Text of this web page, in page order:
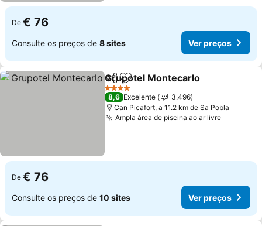
De € 76
Consulte os preços de 8 sites Ver preços
PartilharAdicionar aos favoritos
Grupotel Montecarlo
4 Estrelas
8,6 Excelente
3.496
Can Picafort, a 11.2 km de Sa Pobla
Ampla área de piscina ao ar livreVer
De € 76
Consulte os preços de 10 sites Ver preços